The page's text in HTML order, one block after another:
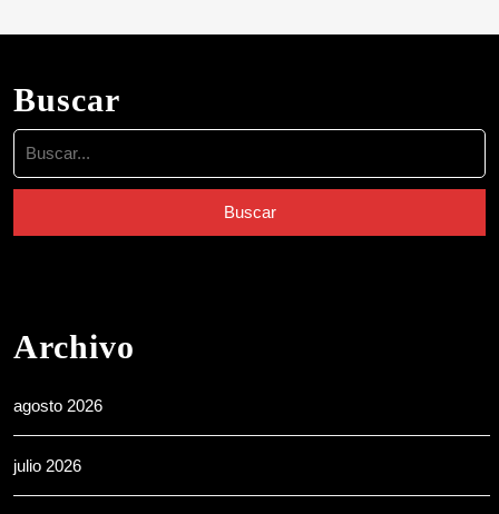
Buscar
Buscar:
Archivo
agosto 2026
julio 2026